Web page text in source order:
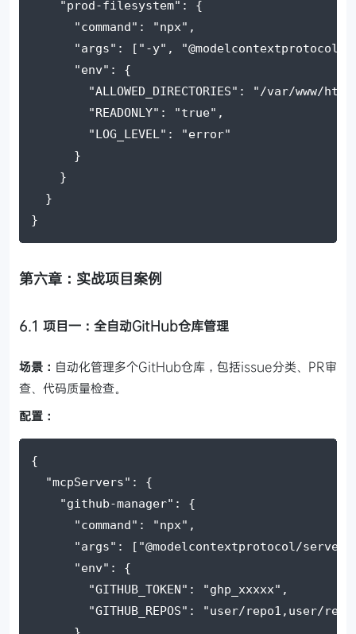
"prod-filesystem" : {
"command" : "npx" ,
"args" : [ "-y" ,
"env" : {
"ALLOWED_DIRECTORIES" :
"/var/www/
"READONLY" : "true" ,
"LOG_LEVEL" :
"error"
}
}
  }
}
第六章：实战项目案例
6.1 项目一：全自动GitHub仓库管理
场景： 自动化管理多个GitHub仓库，包括issue分类、PR审
查、代码质量检查。
配置：
{
"mcpServers" : {
"github-manager" : {
"command" : "npx" ,
"args" : [ "@modelcontextprotocol/
"env" : {
"GITHUB_TOKEN" : "ghp_xxxxx" ,
"GITHUB_REPOS" :
"user/repo1,user/